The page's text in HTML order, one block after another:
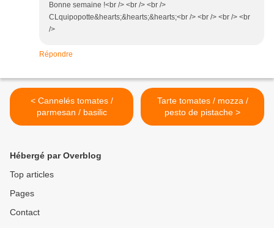
Bonne semaine !<br /> <br /> <br />
CLquipopotte&hearts;&hearts;&hearts;<br /> <br /> <br /> <br
/>
Répondre
< Cannelés tomates /
parmesan / basilic
Tarte tomates / mozza /
pesto de pistache >
Hébergé par Overblog
Top articles
Pages
Contact